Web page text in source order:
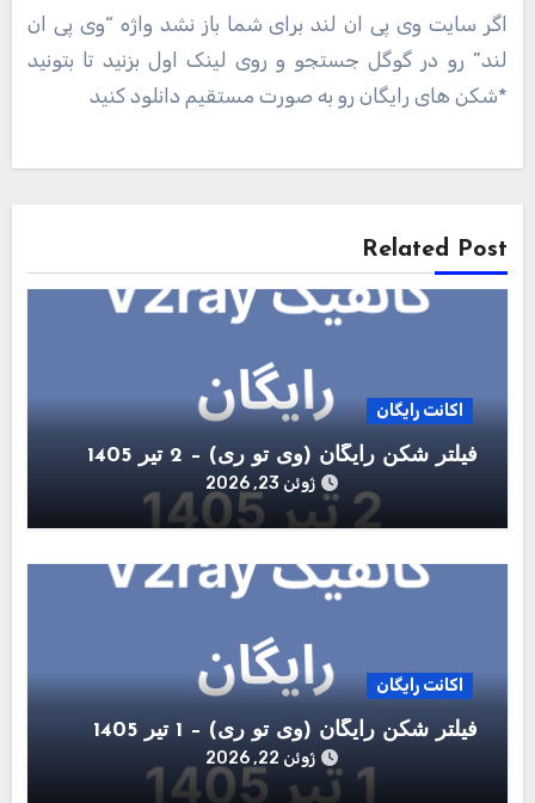
اگر سایت وی پی ان لند برای شما باز نشد واژه “وی پی ان
لند” رو در گوگل جستجو و روی لینک اول بزنید تا بتونید
*شکن های رایگان رو به صورت مستقیم دانلود کنید
راهبری
Related Post
اکانت رایگان
فیلتر شکن رایگان (وی تو ری) – 2 تیر 1405
ژوئن 23, 2026
اکانت رایگان
فیلتر شکن رایگان (وی تو ری) – 1 تیر 1405
ژوئن 22, 2026